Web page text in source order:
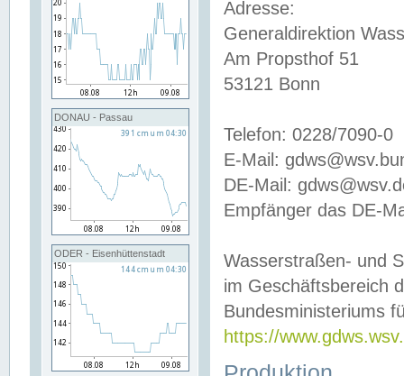
DONAU - Passau
ODER - Eisenhüttenstadt
Adresse:
Generaldirektion
Am Propsthof 51
53121 Bonn
Telefon: 0228/7090-0
E-Mail:
DE-Mail:
Empfänger das DE-
Wasserstraßen- und
im Geschäftsbereich
Bundesministeriums
https://